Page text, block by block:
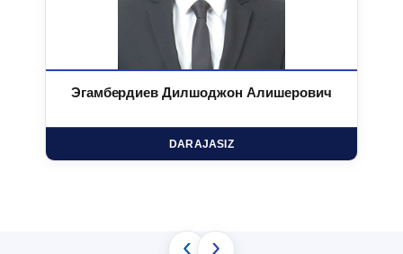
Эгамбердиев Дилшоджон Алишерович
DARAJASIZ
‹ ›